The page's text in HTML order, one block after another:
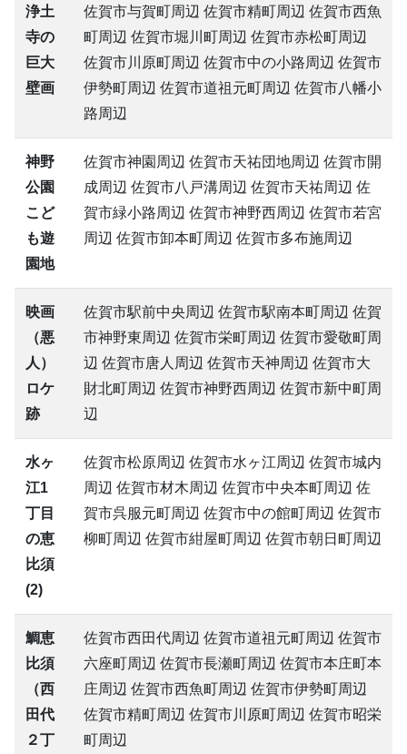
浄土
寺の
巨大
壁画
佐賀市与賀町周辺 佐賀市精町周辺 佐賀市西魚
町周辺 佐賀市堀川町周辺 佐賀市赤松町周辺
佐賀市川原町周辺 佐賀市中の小路周辺 佐賀市
伊勢町周辺 佐賀市道祖元町周辺 佐賀市八幡小
路周辺
神野
公園
こど
も遊
園地
佐賀市神園周辺 佐賀市天祐団地周辺 佐賀市開
成周辺 佐賀市八戸溝周辺 佐賀市天祐周辺 佐
賀市緑小路周辺 佐賀市神野西周辺 佐賀市若宮
周辺 佐賀市卸本町周辺 佐賀市多布施周辺
映画
（悪
人）
ロケ
跡
佐賀市駅前中央周辺 佐賀市駅南本町周辺 佐賀
市神野東周辺 佐賀市栄町周辺 佐賀市愛敬町周
辺 佐賀市唐人周辺 佐賀市天神周辺 佐賀市大
財北町周辺 佐賀市神野西周辺 佐賀市新中町周
辺
水ヶ
江1
丁目
の恵
比須
(2)
佐賀市松原周辺 佐賀市水ヶ江周辺 佐賀市城内
周辺 佐賀市材木周辺 佐賀市中央本町周辺 佐
賀市呉服元町周辺 佐賀市中の館町周辺 佐賀市
柳町周辺 佐賀市紺屋町周辺 佐賀市朝日町周辺
鯛恵
比須
（西
田代
２丁
佐賀市西田代周辺 佐賀市道祖元町周辺 佐賀市
六座町周辺 佐賀市長瀬町周辺 佐賀市本庄町本
庄周辺 佐賀市西魚町周辺 佐賀市伊勢町周辺
佐賀市精町周辺 佐賀市川原町周辺 佐賀市昭栄
町周辺